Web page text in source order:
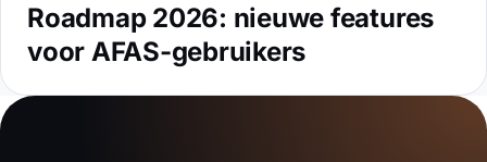
Roadmap 2026: nieuwe features
voor AFAS-gebruikers